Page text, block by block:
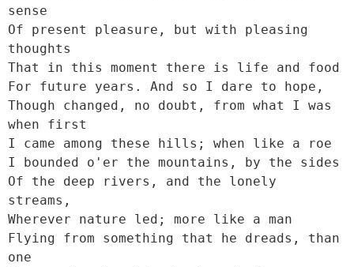
sense
Of present pleasure, but with pleasing
thoughts
That in this moment there is life and food
For future years. And so I dare to hope,
Though changed, no doubt, from what I was
when first
I came among these hills; when like a roe
I bounded o'er the mountains, by the sides
Of the deep rivers, and the lonely
streams,
Wherever nature led; more like a man
Flying from something that he dreads, than
one